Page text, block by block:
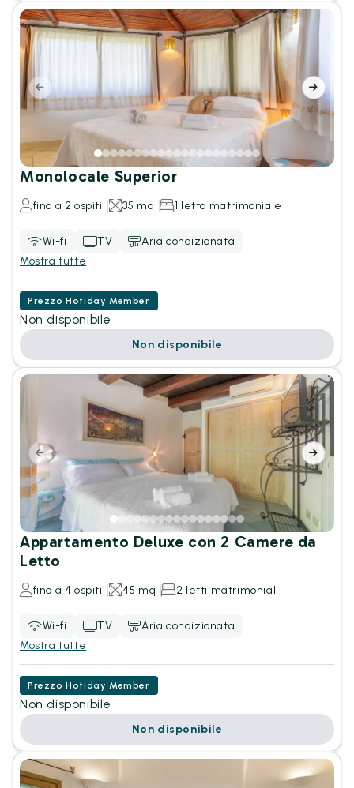
Monolocale Superior
fino a 2 ospiti 35 mq 1 letto matrimoniale
Wi-fi TV
Aria condizionata
Mostra tutte
Prezzo Hotiday Member
Non disponibile
Non disponibile
Appartamento Deluxe con 2 Camere da
Letto
fino a 4 ospiti 45 mq 2 letti matrimoniali
Wi-fi TV
Aria condizionata
Mostra tutte
Prezzo Hotiday Member
Non disponibile
Non disponibile